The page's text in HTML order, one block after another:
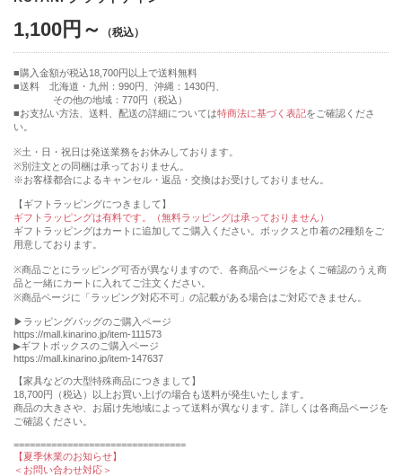
1,100円～
購入金額が税込18,700円以上で送料無料
送料 北海道・九州：990円、沖縄：1430円、
その他の地域：770円（税込）
■お支払い方法、送料、配送の詳細については特商法に基づく表記をご確認くださ
い。
※土・日・祝日は発送業務をお休みしております。
※別注文との同梱は承っておりません。
※お客様都合によるキャンセル・返品・交換はお受けしておりません。
【ギフトラッピングにつきまして】
ギフトラッピングは有料です。（無料ラッピングは承っておりません）
ギフトラッピングはカートに追加してご購入ください。ボックスと巾着の2種類をご
用意しております。
※商品ごとにラッピング可否が異なりますので、各商品ページをよくご確認のうえ商
品と一緒にカートに入れてご注文ください。
※商品ページに「ラッピング対応不可」の記載がある場合はご対応できません。
▶︎ラッピングバッグのご購入ページ
https://mall.kinarino.jp/item-111573
▶︎ギフトボックスのご購入ページ
https://mall.kinarino.jp/item-147637
【家具などの⼤型特殊商品につきまして】
18,700円（税込）以上お買い上げの場合も送料が発⽣いたします。
商品の⼤きさや、お届け先地域によって送料が異なります。詳しくは各商品ページを
ご確認ください。
================================
【夏季休業のお知らせ】
＜お問い合わせ対応＞